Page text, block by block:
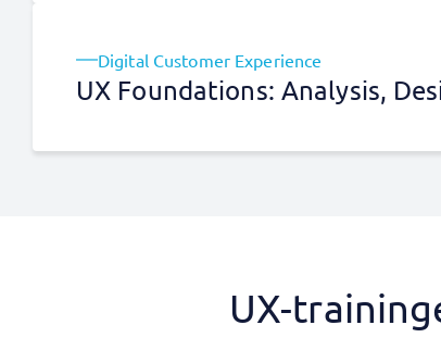
Digital Customer Experience
UX Foundations: Analysis,
UX-